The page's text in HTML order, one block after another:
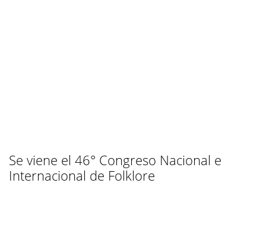
Se viene el 46° Congreso Nacional e
Internacional de Folklore